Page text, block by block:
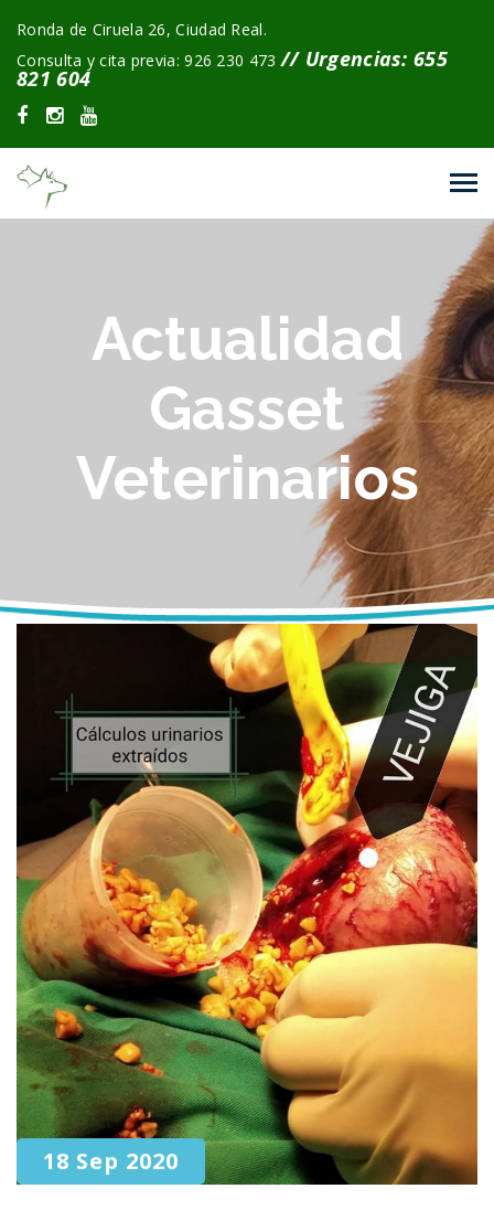
Ronda de Ciruela 26, Ciudad Real.
Consulta y cita previa: 926 230 473// Urgencias: 655
821 604
Actualidad
Gasset
Veterinarios
18 Sep 2020